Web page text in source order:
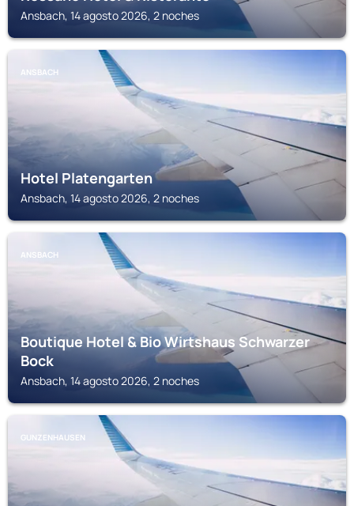
Ansbach, 14 agosto 2026, 2 noches
ANSBACH
Hotel Platengarten
Ansbach, 14 agosto 2026, 2 noches
ANSBACH
Boutique Hotel & Bio Wirtshaus Schwarzer
Bock
Ansbach, 14 agosto 2026, 2 noches
GUNZENHAUSEN